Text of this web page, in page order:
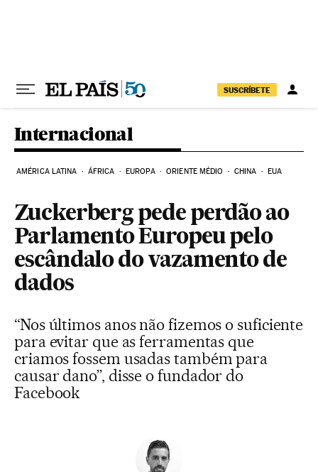
SUSCRÍBETE
Internacional
AMÉRICA LATINA ÁFRICA EUROPA ORIENTE MÉDIO CHINA EUA
Zuckerberg pede perdão ao
Parlamento Europeu pelo
escândalo do vazamento de
dados
“Nos últimos anos não fizemos o suficiente
para evitar que as ferramentas que
criamos fossem usadas também para
causar dano”, disse o fundador do
Facebook